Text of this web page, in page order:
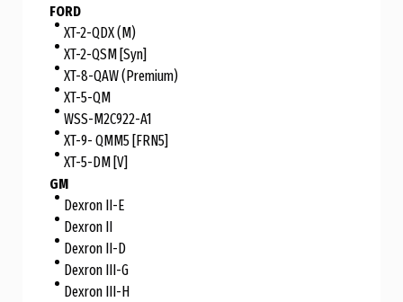
FORD
XT-2-QDX (M)
XT-2-QSM [Syn]
XT-8-QAW (Premium)
XT-5-QM
WSS-M2C922-A1
XT-9- QMM5 [FRN5]
XT-5-DM [V]
GM
Dexron II-E
Dexron II
Dexron II-D
Dexron III-G
Dexron III-H